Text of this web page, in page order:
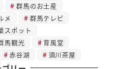
群馬のお土産
メ
群馬テレビ
スポット
馬観光
育風堂
赤谷湖 須川茶屋